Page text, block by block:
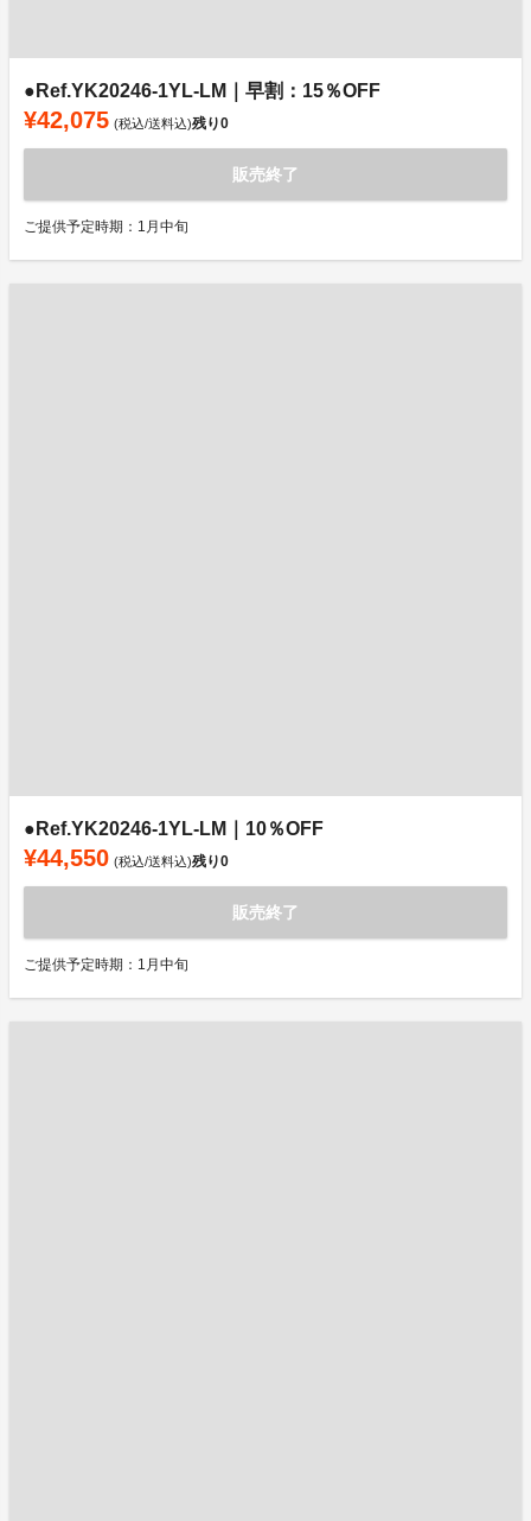
●Ref.YK20246-1YL-LM｜早割：15％OFF
¥42,075 (税込/送料込)残り0
販売終了
ご提供予定時期：1月中旬
●Ref.YK20246-1YL-LM｜10％OFF
¥44,550 (税込/送料込)残り0
販売終了
ご提供予定時期：1月中旬